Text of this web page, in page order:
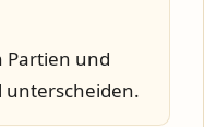
Partien und
unterscheiden.